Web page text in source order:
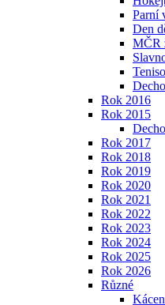
Parní
Den
MČR
Rok 2016
Rok 2015
Rok 2017
Rok 2018
Rok 2019
Rok 2020
Rok 2021
Rok 2022
Rok 2023
Rok 2024
Rok 2025
Rok 2026
Různé